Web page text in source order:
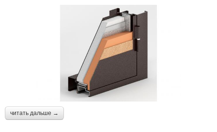
читать дальше →